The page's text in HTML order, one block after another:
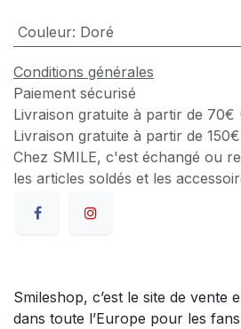
Couleur: Doré
Conditions générales
Paiement sécurisé
Livraison gratuite à partir de 70€
Livraison gratuite à partir de
Chez SMILE, c'est échangé ou
les articles soldés et les
Smileshop, c’est le site de vente
dans toute l’Europe pour les